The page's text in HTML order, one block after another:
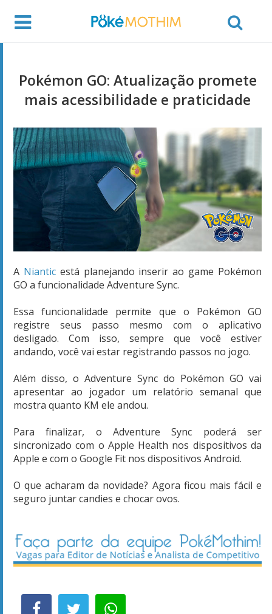
Pokémon GO: Atualização promete
mais acessibilidade e praticidade
A Nianticestá planejando inserir ao game Pokémon
GO a funcionalidade Adventure Sync.
Essa funcionalidade permite que o Pokémon GO
registre seus passo mesmo com o aplicativo
desligado. Com isso, sempre que você estiver
andando, você vai estar registrando passos no jogo.
Além disso, o Adventure Sync do Pokémon GO vai
apresentar ao jogador um relatório semanal que
mostra quanto KM ele andou.
Para finalizar, o Adventure Sync poderá ser
sincronizado com o Apple Health nos dispositivos da
Apple e com o Google Fit nos dispositivos Android.
O que acharam da novidade? Agora ficou mais fácil e
seguro juntar candies e chocar ovos.